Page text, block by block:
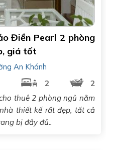
Điền Pearl 2 phòng
giá tốt
An Khánh
2
2
thuê 2 phòng ngủ nằm
thiết kế rất đẹp, tất cả
bị đầy đủ..